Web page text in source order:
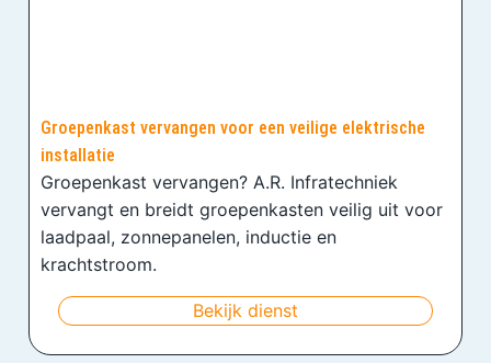
Groepenkast vervangen voor een veilige elektrische
installatie
Groepenkast vervangen? A.R. Infratechniek
vervangt en breidt groepenkasten veilig uit voor
laadpaal, zonnepanelen, inductie en
krachtstroom.
Bekijk dienst